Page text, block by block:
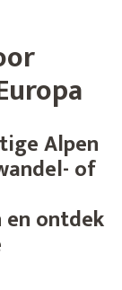
Alpen
of
ontdek